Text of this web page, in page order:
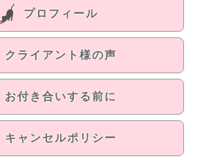
プロフィール
クライアント様の声
お付き合いする前に
キャンセルポリシー